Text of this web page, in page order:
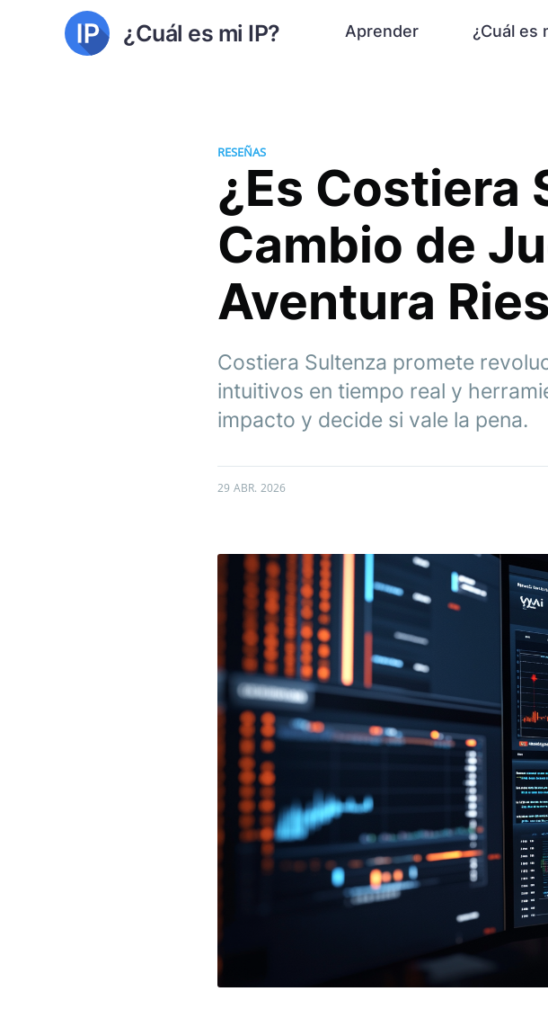
¿Cuál es mi IP? Aprender ¿Cuál es
RESEÑAS
¿Es Costiera
Cambio de
Aventura
Costiera Sultenza promete
intuitivos en tiempo real y
impacto y decide si vale la pena.
29 ABR. 2026